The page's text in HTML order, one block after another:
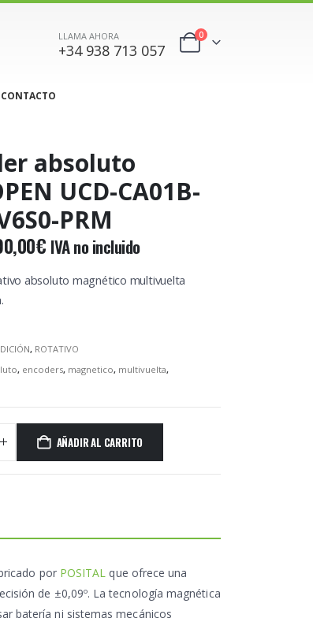
LLAMA AHORA
+34 938 713 057
0
CONTACTO
absoluto
UCD-CA01B-
PRM
€El
precio
actual
IVA no incluido
absoluto magnético multivuelta
, ROTATIVO
, encoders, magnetico, multivuelta,
AÑADIR AL CARRITO
por POSITAL que ofrece una
de ±0,09º. La tecnología magnética
batería ni sistemas mecánicos